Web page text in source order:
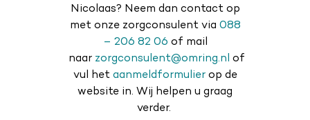
Nicolaas? Neem dan contact op
met onze zorgconsulent via 088
– 206 82 06 of mail
naar zorgconsulent@omring.nl of
vul het aanmeldformulierop de
website in. Wij helpen u graag
verder.